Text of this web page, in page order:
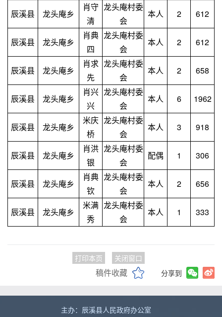
辰溪县 龙头庵乡
肖守
清
龙头庵村委
会
本人 2 612
辰溪县 龙头庵乡
肖典
四
龙头庵村委
会
本人 2 612
辰溪县 龙头庵乡
肖求
先
龙头庵村委
会
本人 2 658
辰溪县 龙头庵乡
肖兴
兴
龙头庵村委
会
本人 6 1962
辰溪县 龙头庵乡
米庆
桥
龙头庵村委
会
本人 3 918
辰溪县 龙头庵乡
肖洪
银
龙头庵村委
会
配偶 1 306
辰溪县 龙头庵乡
肖典
钦
龙头庵村委
会
本人 2 656
辰溪县 龙头庵乡
米满
秀
龙头庵村委
会
本人 1 333
打印本页 关闭窗口
稿件收藏 分享到
主办：辰溪县人民政府办公室